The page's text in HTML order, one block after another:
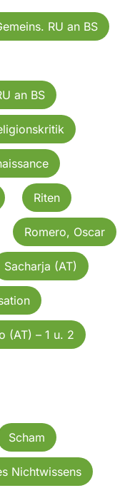
RU an BS
an BS
Riten
Romero, Oscar
Sacharja (AT)
(AT) – 1 u. 2
Scham
Nichtwissens